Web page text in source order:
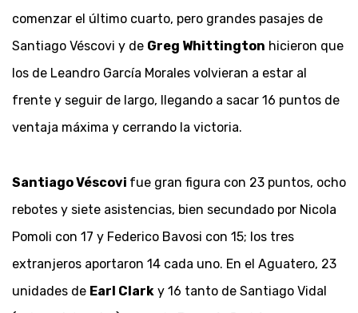
comenzar el último cuarto, pero grandes pasajes de
Santiago Véscovi y de Greg Whittington hicieron que
los de Leandro García Morales volvieran a estar al
frente y seguir de largo, llegando a sacar 16 puntos de
ventaja máxima y cerrando la victoria.
Santiago Véscovi fue gran figura con 23 puntos, ocho
rebotes y siete asistencias, bien secundado por Nicola
Pomoli con 17 y Federico Bavosi con 15; los tres
extranjeros aportaron 14 cada uno. En el Aguatero, 23
unidades de Earl Clark y 16 tanto de Santiago Vidal